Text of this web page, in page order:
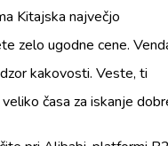
Kitajska največjo
zelo ugodne cene.
kakovosti. Veste, ti
časa za iskanje